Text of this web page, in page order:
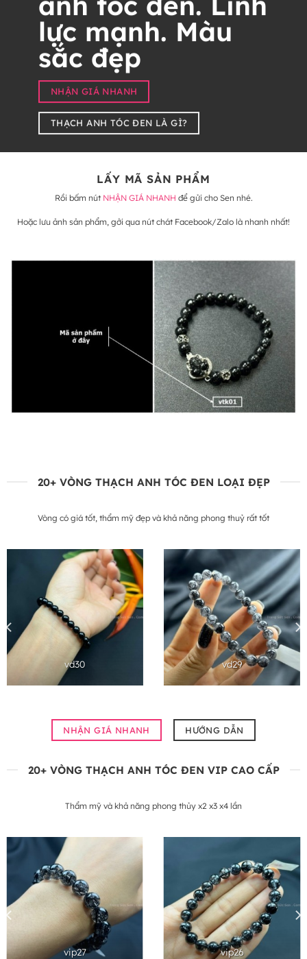
lực mạnh. Màu
sắc đẹp
NHẬN GIÁ NHANH
THẠCH ANH TÓC ĐEN LÀ GÌ?
LẤY MÃ SẢN PHẨM
Rồi bấm nút NHẬN GIÁ NHANH để gửi cho Sen nhé.
Hoặc lưu ảnh sản phẩm, gởi qua nút chát Facebook/Zalo là nhanh nhất!
20+ VÒNG THẠCH ANH TÓC ĐEN LOẠI ĐẸP
Vòng có giá tốt, thẩm mỹ đẹp và khả năng phong thuỷ rất tốt
vd30 vd29
NHẬN GIÁ NHANH HƯỚNG DẪN
20+ VÒNG THẠCH ANH TÓC ĐEN VIP CAO CẤP
Thẩm mỹ và khả năng phong thủy x2 x3 x4 lần
vip27 vip26